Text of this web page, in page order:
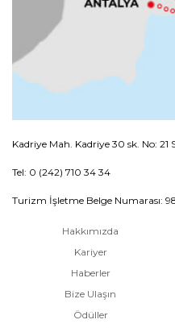
Kadriye Mah. Kadriye 30 sk. No: 21
Tel: 0 (242) 710 34 34
Turizm İşletme Belge Numarası:
Hakkımızda
Kariyer
Haberler
Bize Ulaşın
Ödüller